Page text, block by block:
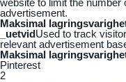
advertisement.
Maksimal
_uetvidUsed to track
relevant advertisement
Maksimal
Pinterest
2